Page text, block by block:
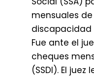
mensuales
discapacidad
Fue ante el
cheques
(SSDI). El